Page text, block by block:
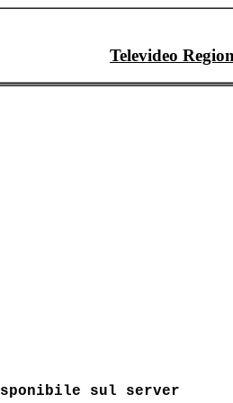
Televideo
sul server